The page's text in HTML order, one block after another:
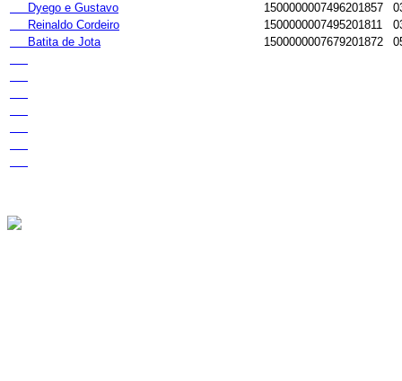
Dyego e Gustavo
1500000007496201857
Reinaldo Cordeiro
1500000007495201811
Batita de Jota
1500000007679201872